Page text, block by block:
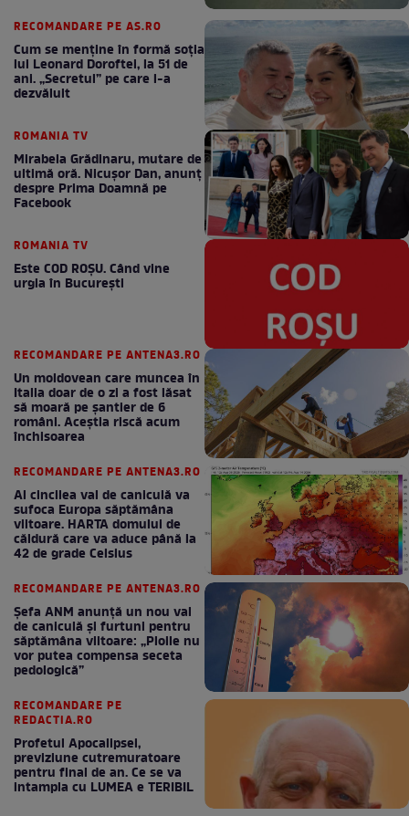
RECOMANDARE PE AS.RO
Cum se menţine în formă soţia
lui Leonard Doroftei, la 51 de
ani. „Secretul” pe care l-a
dezvăluit
ROMANIA TV
Mirabela Grădinaru, mutare de
ultimă oră. Nicuşor Dan, anunţ
despre Prima Doamnă pe
Facebook
ROMANIA TV
Este COD ROŞU. Când vine
urgia în Bucureşti
RECOMANDARE PE ANTENA3.RO
Un moldovean care muncea în
Italia doar de o zi a fost lăsat
să moară pe şantier de 6
români. Aceștia riscă acum
închisoarea
RECOMANDARE PE ANTENA3.RO
Al cincilea val de caniculă va
sufoca Europa săptămâna
viitoare. HARTA domului de
căldură care va aduce până la
42 de grade Celsius
RECOMANDARE PE ANTENA3.RO
Șefa ANM anunță un nou val
de caniculă și furtuni pentru
săptămâna viitoare: „Ploile nu
vor putea compensa seceta
pedologică”
RECOMANDARE PE
REDACTIA.RO
Profetul Apocalipsei,
previziune cutremuratoare
pentru final de an. Ce se va
intampla cu LUMEA e TERIBIL